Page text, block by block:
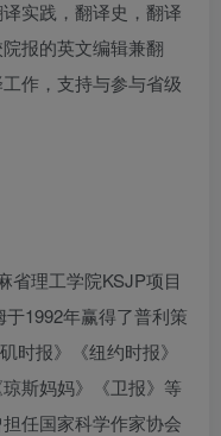
实践，翻译史，翻译
报的英文编辑兼翻
作，支持与参与省级
省理工学院KSJP项目
1992年赢得了普利策
时报》《纽约时报》
斯妈妈》《卫报》等
任国家科学作家协会